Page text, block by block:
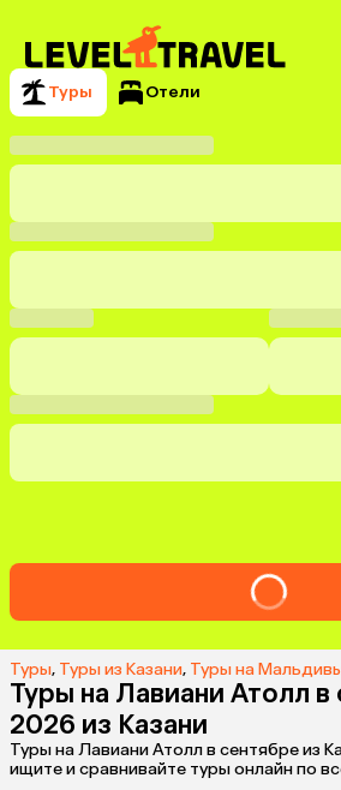
Туры Отели
Туры, Туры из Казани, Туры на
Туры на Лавиани Атолл в
2026 из Казани
Туры на Лавиани Атолл в сентябре из
ищите и сравнивайте туры онлайн по